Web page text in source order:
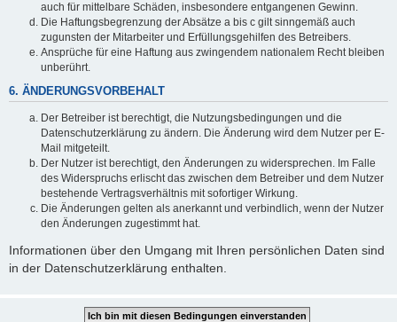
auch für mittelbare Schäden, insbesondere entgangenen Gewinn.
Die Haftungsbegrenzung der Absätze a bis c gilt sinngemäß auch
zugunsten der Mitarbeiter und Erfüllungsgehilfen des Betreibers.
Ansprüche für eine Haftung aus zwingendem nationalem Recht bleiben
unberührt.
6. ÄNDERUNGSVORBEHALT
Der Betreiber ist berechtigt, die Nutzungsbedingungen und die
Datenschutzerklärung zu ändern. Die Änderung wird dem Nutzer per E-
Mail mitgeteilt.
Der Nutzer ist berechtigt, den Änderungen zu widersprechen. Im Falle
des Widerspruchs erlischt das zwischen dem Betreiber und dem Nutzer
bestehende Vertragsverhältnis mit sofortiger Wirkung.
Die Änderungen gelten als anerkannt und verbindlich, wenn der Nutzer
den Änderungen zugestimmt hat.
Informationen über den Umgang mit Ihren persönlichen Daten sind
in der Datenschutzerklärung enthalten.